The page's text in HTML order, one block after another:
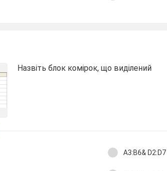
Назвіть блок комірок, що виділений
A3:B6& D2:D7